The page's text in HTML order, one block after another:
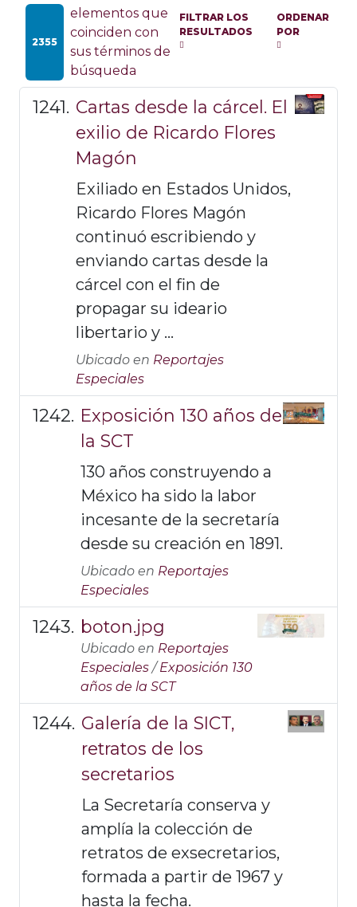
2355
elementos que
coinciden con
sus términos de
búsqueda
FILTRAR LOS
RESULTADOS
ORDENAR
POR
Cartas desde la cárcel. El
exilio de Ricardo Flores
Magón
Exiliado en Estados Unidos,
Ricardo Flores Magón
continuó escribiendo y
enviando cartas desde la
cárcel con el fin de
propagar su ideario
libertario y ...
Ubicado en Reportajes
Especiales
Exposición 130 años de
la SCT
130 años construyendo a
México ha sido la labor
incesante de la secretaría
desde su creación en 1891.
Ubicado en Reportajes
Especiales
boton.jpg
Ubicado en Reportajes
Especiales /Exposición 130
años de la SCT
Galería de la SICT,
retratos de los
secretarios
La Secretaría conserva y
amplía la colección de
retratos de exsecretarios,
formada a partir de 1967 y
hasta la fecha.